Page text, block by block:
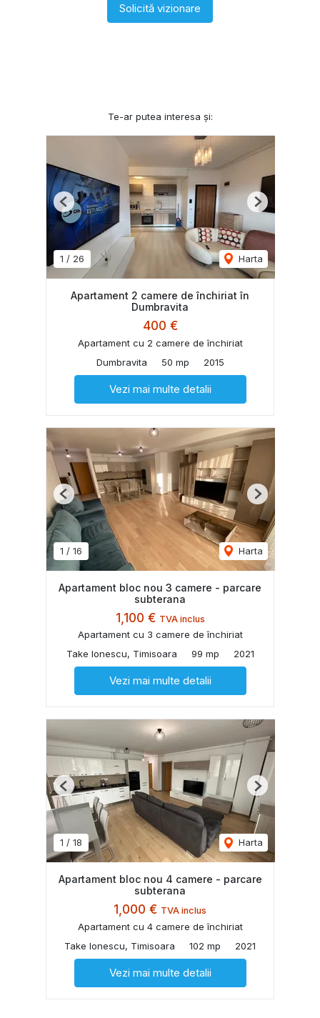
Solicită vizionare
Te-ar putea interesa și:
1 / 26 Harta
Previous Next
Apartament 2 camere de închiriat în
Dumbravita
400 €
Apartament cu 2 camere de închiriat
Dumbravita
50 mp 2015
Vezi mai multe detalii
1 / 16 Harta
Previous Next
Apartament bloc nou 3 camere - parcare
subterana
1,100 € TVA inclus
Apartament cu 3 camere de închiriat
Take Ionescu, Timisoara
99 mp 2021
Vezi mai multe detalii
1 / 18 Harta
Previous Next
Apartament bloc nou 4 camere - parcare
subterana
1,000 € TVA inclus
Apartament cu 4 camere de închiriat
Take Ionescu, Timisoara
102 mp 2021
Vezi mai multe detalii